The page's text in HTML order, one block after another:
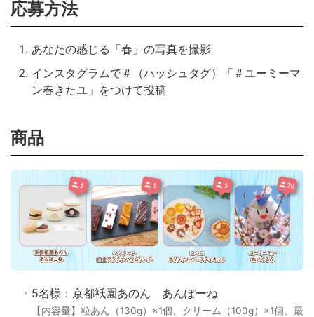
応募方法
あなたの感じる「春」の写真を撮影
インスタグラムで＃（ハッシュタグ）「＃ユーミーマ
ン春きたユ」をつけて投稿
商品
5名様：京都祇園あのん あんぽーね
【内容量】粒あん（130g）×1個、クリーム（100g）×1個、最